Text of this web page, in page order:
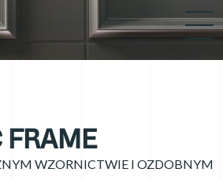
FRAME
WZORNICTWIE I OZDOBNYM